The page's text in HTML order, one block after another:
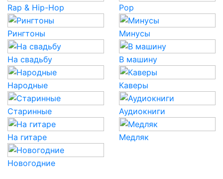
Rap & Hip-Hop Pop
Рингтоны Минусы
На свадьбу В машину
Народные Каверы
Старинные Аудиокниги
На гитаре Медляк
Новогодние